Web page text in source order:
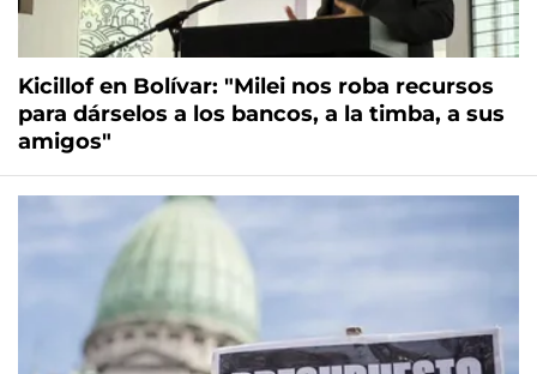
Kicillof en Bolívar: "Milei nos roba recursos
para dárselos a los bancos, a la timba, a sus
amigos"